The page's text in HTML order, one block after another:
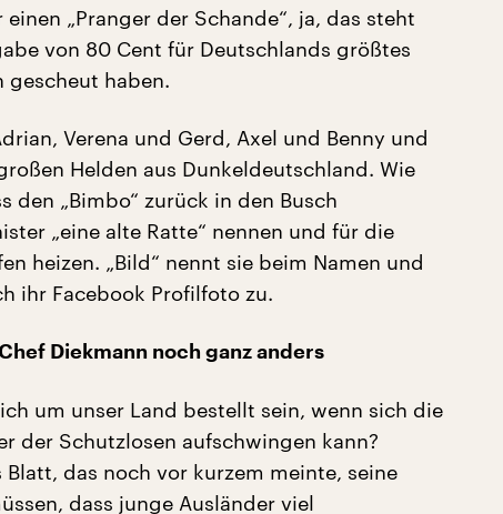
„Pranger der Schande“, ja, das steht
von 80 Cent für Deutschlands größtes
gescheut haben.
Verena und Gerd, Axel und Benny und
Helden aus Dunkeldeutschland. Wie
den „Bimbo“ zurück in den Busch
„eine alte Ratte“ nennen und für die
heizen. „Bild“ nennt sie beim Namen und
ihr Facebook Profilfoto zu.
Diekmann noch ganz anders
um unser Land bestellt sein, wenn sich die
der Schutzlosen aufschwingen kann?
Blatt, das noch vor kurzem meinte, seine
dass junge Ausländer viel